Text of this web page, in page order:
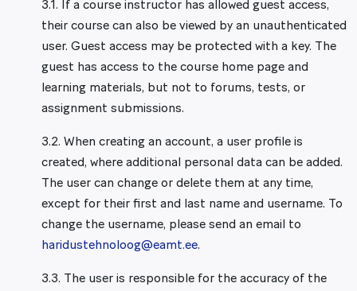
3.1. If a course instructor has allowed guest access,
their course can also be viewed by an unauthenticated
user. Guest access may be protected with a key. The
guest has access to the course home page and
learning materials, but not to forums, tests, or
assignment submissions.
3.2. When creating an account, a user profile is
created, where additional personal data can be added.
The user can change or delete them at any time,
except for their first and last name and username. To
change the username, please send an email to
haridustehnoloog@eamt.ee.
3.3. The user is responsible for the accuracy of the